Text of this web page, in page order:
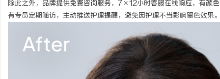
除此之外，品牌提供免费咨询服务，7×12小时客服在线响应，有颜
有专员定期随访，主动推送护理提醒，避免因护理不当影响留色效果